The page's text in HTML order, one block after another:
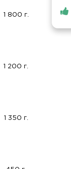
1 800 г.
1 200 г.
1 350 г.